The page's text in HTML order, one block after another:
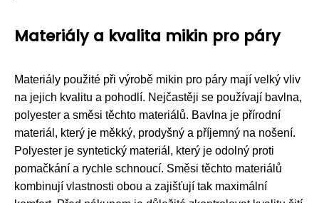
Materiály a kvalita mikin pro páry
Materiály použité při výrobě mikin pro páry mají velký vliv
na jejich kvalitu a pohodlí. Nejčastěji se používají bavlna,
polyester a směsi těchto materiálů. Bavlna je přírodní
materiál, který je měkký, prodyšný a příjemný na nošení.
Polyester je syntetický materiál, který je odolný proti
pomačkání a rychle schnoucí. Směsi těchto materiálů
kombinují vlastnosti obou a zajišťují tak maximální